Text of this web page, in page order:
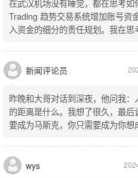
的开篇词，气势磅礴，感慨历史兴
暂。晚饭时在墙上看到这句诗，让
千。历史长河滚滚向前，多少英雄
件事。
秘书长
在武汉机场没有睡觉，都在思考如
Trading 趋势交易系统增加账号资
入资金的细分的责任规划。我在思
投入资金是每个策略单独分配的资
到家之后，我也在为博客增加这些
易系统理念落实到代码层面。东西
新闻评论员
昨晚和大哥对话到深夜，他问我：
的距离是什么。我想了很久，最后
要成为马斯克，你只需要成为你想